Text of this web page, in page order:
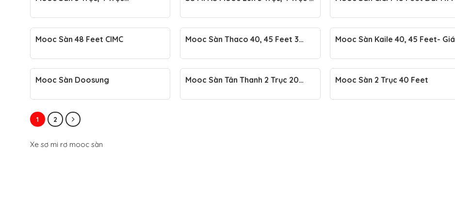
Mooc Sàn 48 Feet CIMC
Mooc Sàn Thaco 40, 45 Feet 3
Mooc Sàn Kaile 40, 45 Feet- Giá
Mooc Sàn Doosung
Mooc Sàn Tân Thanh 2 Trục 20
Mooc Sàn 2 Trục 40 Feet
1 2
Xe sơ mi rơ mooc sàn